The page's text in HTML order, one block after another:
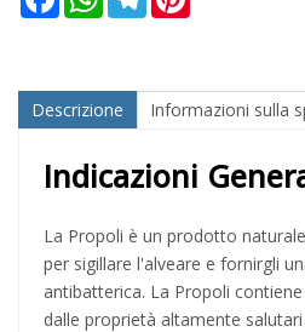
Descrizione Informazioni sulla
Indicazioni
La Propoli è un prodotto
per sigillare l'alveare e fornirgli
antibatterica. La Propoli
dalle proprietà altamente